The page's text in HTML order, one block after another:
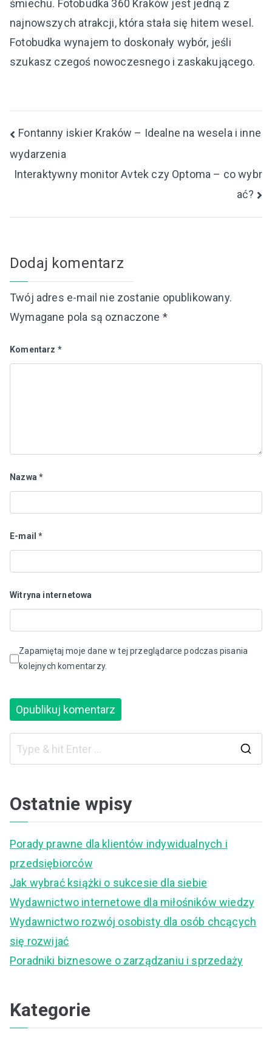
śmiechu. Fotobudka 360 Kraków jest jedną z
najnowszych atrakcji, która stała się hitem wesel.
Fotobudka wynajem to doskonały wybór, jeśli
szukasz czegoś nowoczesnego i zaskakującego.
Nawigacja
wpisu
Fontanny iskier Kraków – Idealne na wesela i inne
wydarzenia
Interaktywny monitor Avtek czy Optoma – co wybr
ać?
Dodaj komentarz
Twój adres e-mail nie zostanie opublikowany.
Wymagane pola są oznaczone *
Komentarz *
Nazwa*
E-mail*
Witryna internetowa
Zapamiętaj moje dane w tej przeglądarce podczas pisania
kolejnych komentarzy.
Ostatnie wpisy
Porady prawne dla klientów indywidualnych i
przedsiębiorców
Jak wybrać książki o sukcesie dla siebie
Wydawnictwo internetowe dla miłośników wiedzy
Wydawnictwo rozwój osobisty dla osób chcących
się rozwijać
Poradniki biznesowe o zarządzaniu i sprzedaży
Kategorie